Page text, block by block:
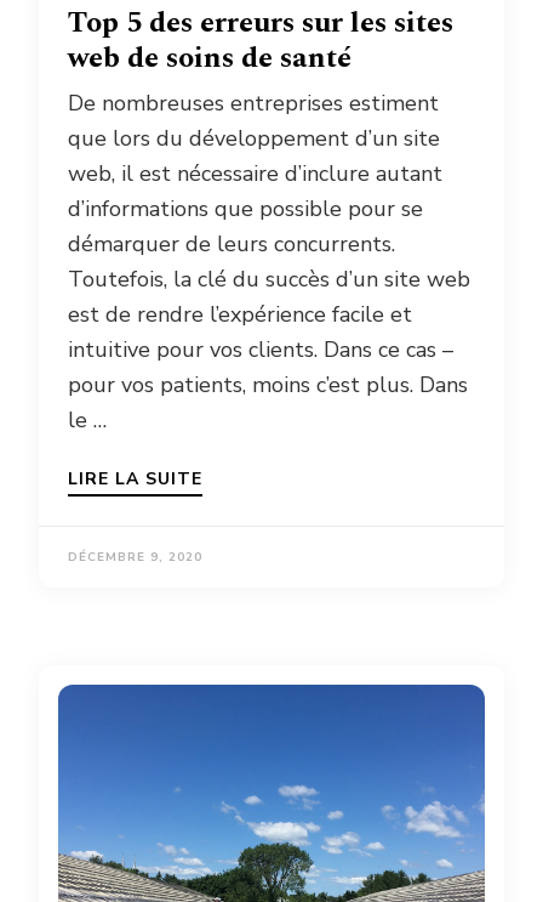
Top 5 des erreurs sur les sites
web de soins de santé
De nombreuses entreprises estiment
que lors du développement d’un site
web, il est nécessaire d’inclure autant
d’informations que possible pour se
démarquer de leurs concurrents.
Toutefois, la clé du succès d’un site web
est de rendre l’expérience facile et
intuitive pour vos clients. Dans ce cas –
pour vos patients, moins c’est plus. Dans
le …
LIRE LA SUITE
DÉCEMBRE 9, 2020